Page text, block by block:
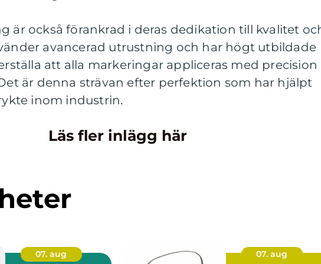
är också förankrad i deras dedikation till kvalitet
avancerad utrustning och har högt utbildade
att alla markeringar appliceras med precision
är denna strävan efter perfektion som har hjälpt
inom industrin.
Läs fler inlägg här
07. aug 07. aug